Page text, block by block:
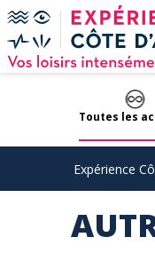
Panneau de gestion
Toutes les
Expérience